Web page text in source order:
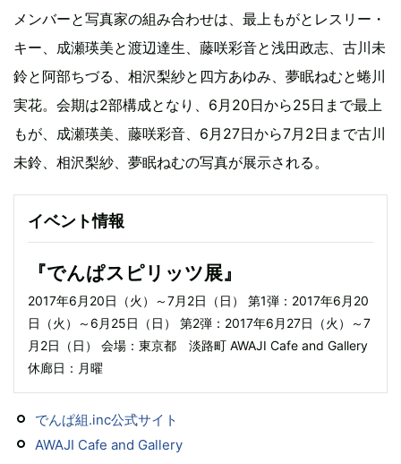
メンバーと写真家の組み合わせは、最上もがとレスリー・
キー、成瀬瑛美と渡辺達生、藤咲彩音と浅田政志、古川未
鈴と阿部ちづる、相沢梨紗と四方あゆみ、夢眠ねむと蜷川
実花。会期は2部構成となり、6月20日から25日まで最上
もが、成瀬瑛美、藤咲彩音、6月27日から7月2日まで古川
未鈴、相沢梨紗、夢眠ねむの写真が展示される。
イベント情報
『でんぱスピリッツ展』
2017年6月20日（火）～7月2日（日） 第1弾：2017年6月20
日（火）～6月25日（日） 第2弾：2017年6月27日（火）～7
月2日（日） 会場：東京都 淡路町 AWAJI Cafe and Gallery
休廊日：月曜
でんぱ組.inc公式サイト
AWAJI Cafe and Gallery